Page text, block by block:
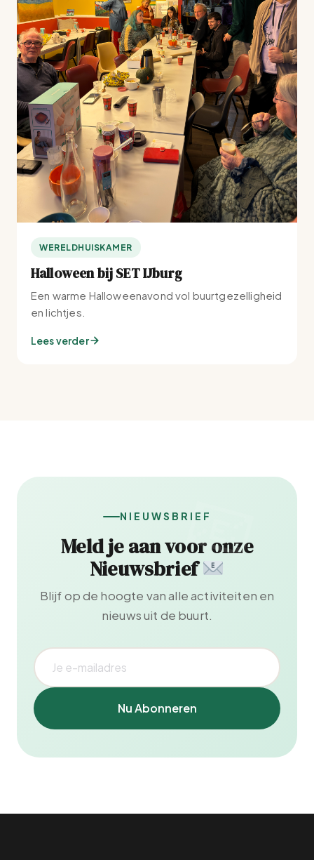
WERELDHUISKAMER
Halloween bij SET IJburg
Een warme Halloweenavond vol buurtgezelligheid
en lichtjes.
Lees verder
NIEUWSBRIEF
Meld je aan voor onze
Nieuwsbrief
Blijf op de hoogte van alle activiteiten en
nieuws uit de buurt.
Nu Abonneren